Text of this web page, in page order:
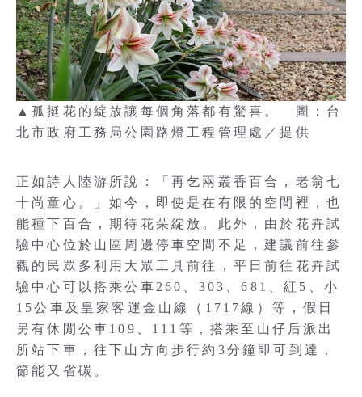
▲孤挺花的綻放讓每個角落都有驚喜。 圖：台
北市政府工務局公園路燈工程管理處／提供
正如詩人陸游所說：「再乞兩叢香百合，老翁七
十尚童心。」如今，即使是在有限的空間裡，也
能種下百合，期待花朵綻放。此外，由於花卉試
驗中心位於山區周邊停車空間不足，建議前往參
觀的民眾多利用大眾工具前往，平日前往花卉試
驗中心可以搭乘公車260、303、681、紅5、小
15公車及皇家客運金山線（1717線）等，假日
另有休閒公車109、111等，搭乘至山仔后派出
所站下車，往下山方向步行約3分鐘即可到達，
節能又省碳。